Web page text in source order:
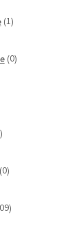
1izdelek
0izdelkov
izdelkov
0izdelkov
izdelkov